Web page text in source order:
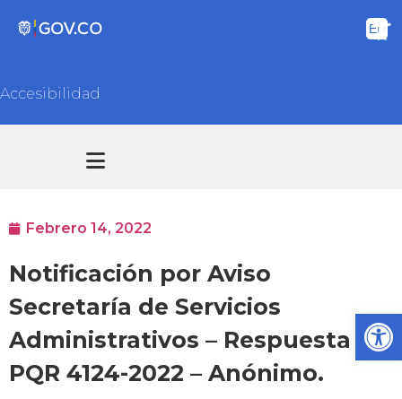
Accesibilidad
Febrero 14, 2022
Notificación por Aviso
Secretaría de Servicios
Administrativos – Respuesta
PQR 4124-2022 – Anónimo.